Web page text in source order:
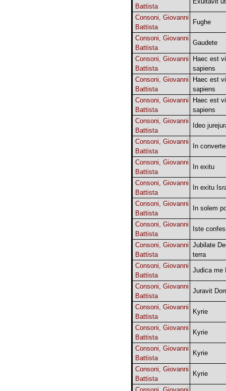
Battista
Consoni, Giovanni
Battista
Fughe
Consoni, Giovanni
Battista
Gaudete
Consoni, Giovanni
Battista
Haec est
sapiens
Consoni, Giovanni
Battista
Haec est
sapiens
Consoni, Giovanni
Battista
Haec est
sapiens
Consoni, Giovanni
Battista
Ideo
Consoni, Giovanni
Battista
In
Consoni, Giovanni
Battista
In exitu
Consoni, Giovanni
Battista
In exitu
Consoni, Giovanni
Battista
In solem
Consoni, Giovanni
Battista
Iste
Consoni, Giovanni
Battista
Jubilate
terra
Consoni, Giovanni
Battista
Judica me
Consoni, Giovanni
Battista
Juravit
Consoni, Giovanni
Battista
Kyrie
Consoni, Giovanni
Battista
Kyrie
Consoni, Giovanni
Battista
Kyrie
Consoni, Giovanni
Battista
Kyrie